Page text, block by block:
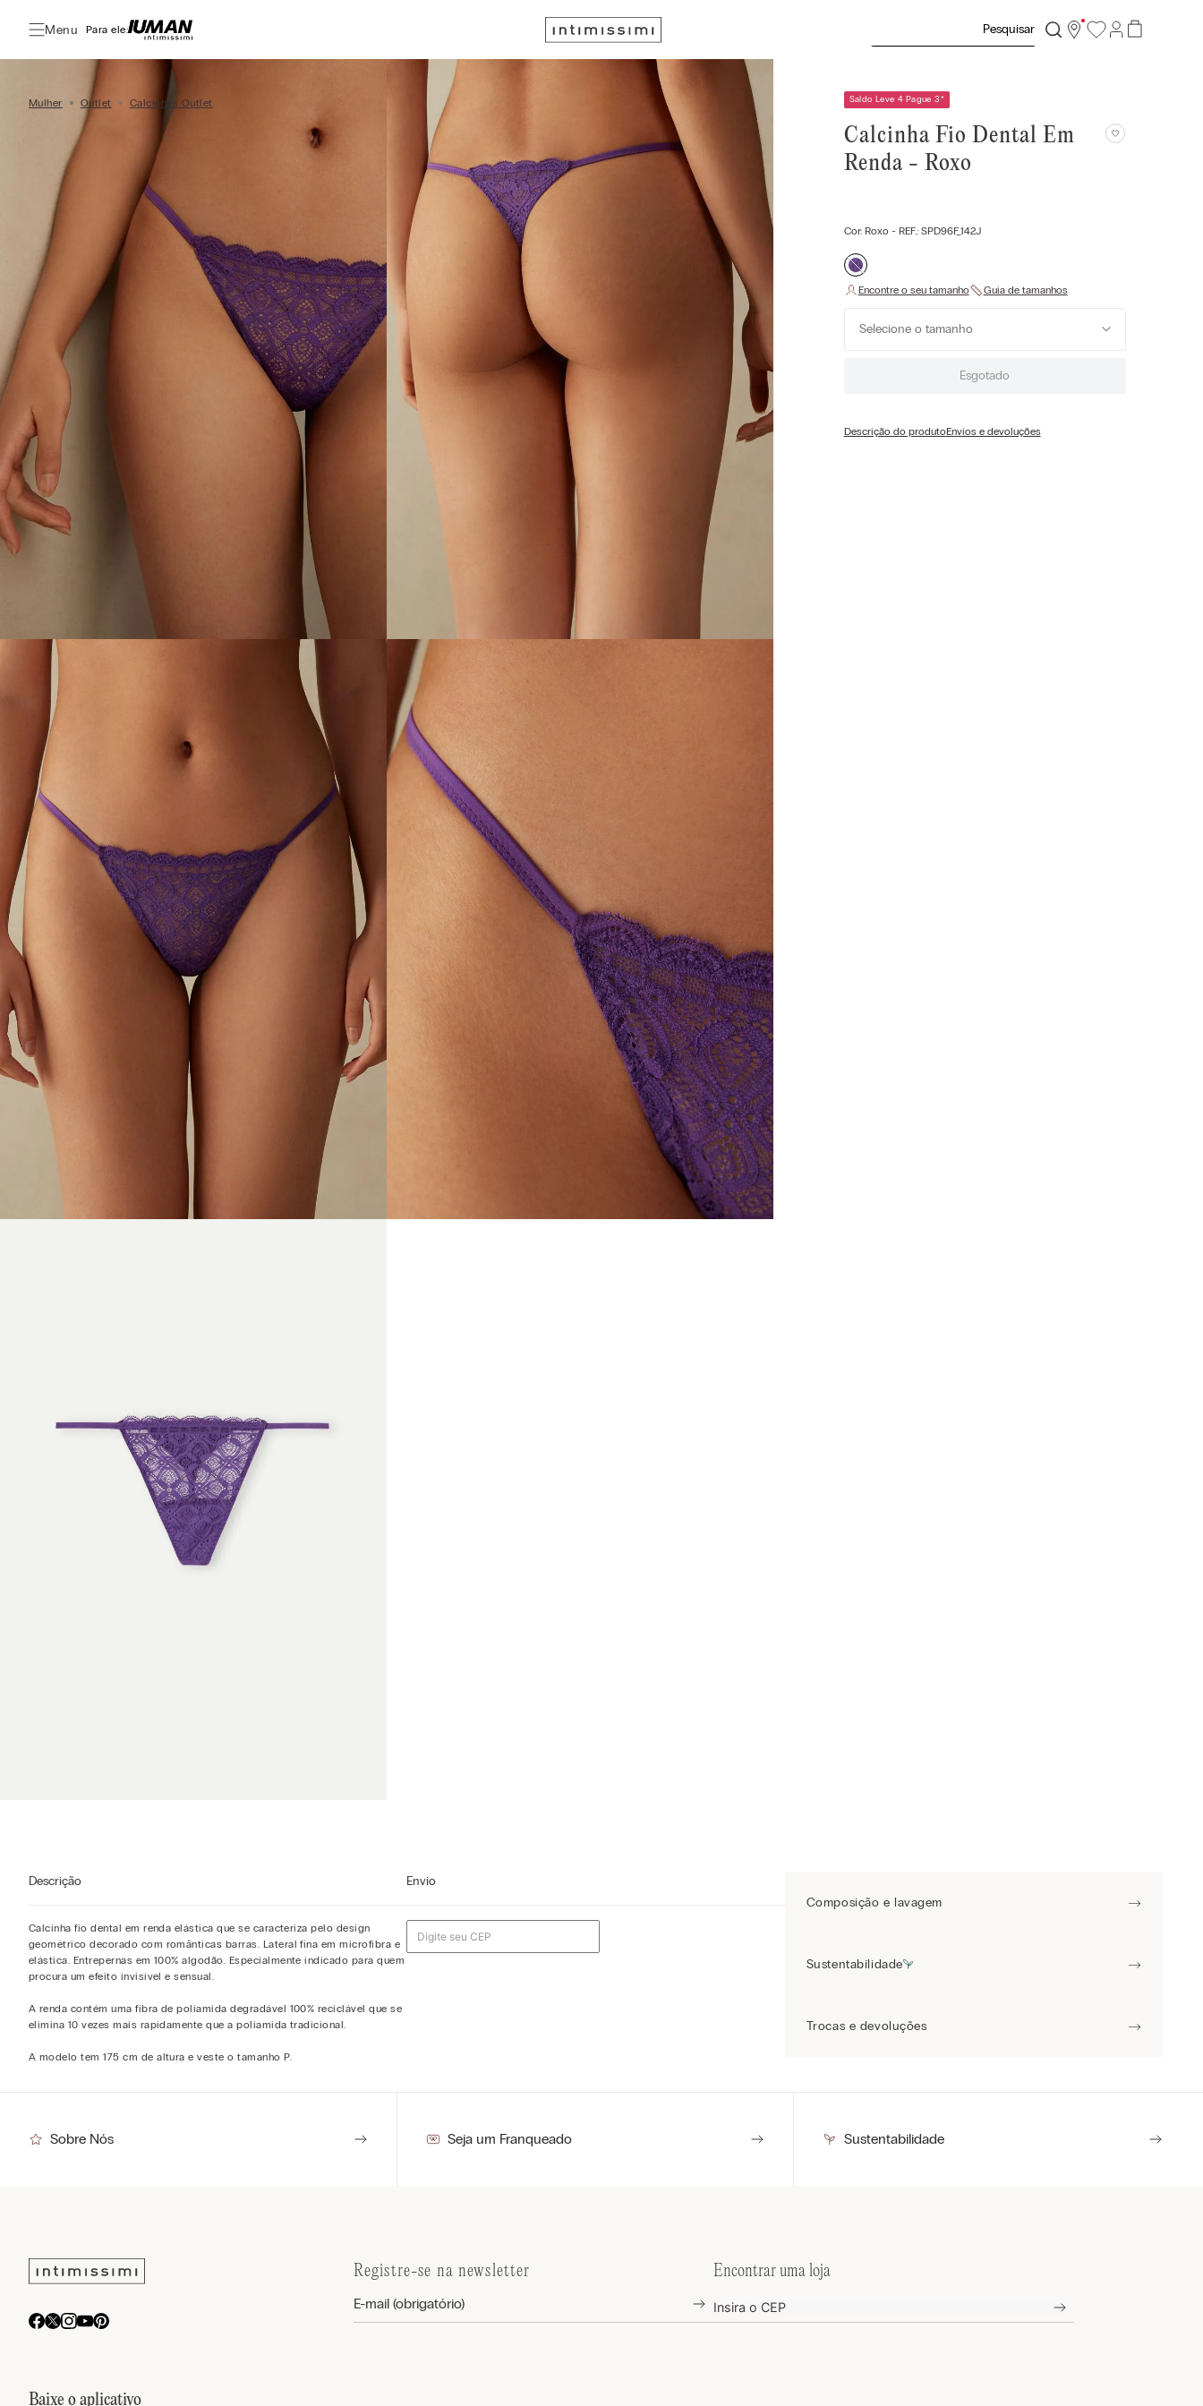
Menu Para ele:
Mulher Outlet Calcinhas Outlet Saldo Leve 4 Pague 3*
Calcinha Fio Dental Em
Renda - Roxo
Cor: Roxo- REF.: SPD96F_142J
Selecione o tamanho
Esgotado
Descrição do produtoEnvios e devoluções
Descrição
Calcinha fio dental em renda elástica que se caracteriza pelo design
geométrico decorado com românticas barras. Lateral fina em microfibra e
elástica. Entrepernas em 100% algodão. Especialmente indicado para quem
procura um efeito invisível e sensual.
A renda contém uma fibra de poliamida degradável 100% reciclável que se
elimina 10 vezes mais rapidamente que a poliamida tradicional.
A modelo tem 175 cm de altura e veste o tamanho P.
Envio
Composição e lavagem
Sustentabilidade
Trocas e devoluções
Sobre Nós Seja um Franqueado Sustentabilidade
Baixe o aplicativo
Registre-se na newsletter Encontrar uma loja